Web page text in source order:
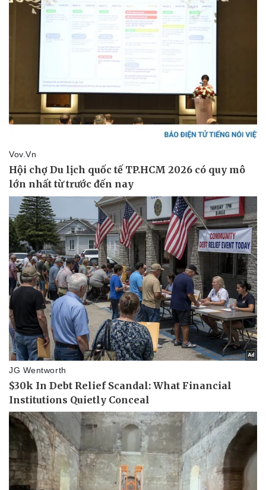
Doanh nghiệp
Doanh nhân
Vì cộng đồng
Công nghệ
Sành điệu
Chuyển đổi số
Sức khỏe
Đời sống